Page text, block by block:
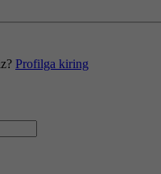
Profilga kiring